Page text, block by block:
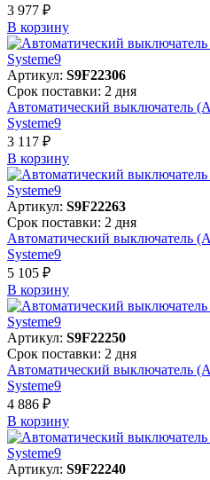
3 977 ₽
В корзинy
Артикул: S9F22306
Срок поставки: 2 дня
Автоматический выключатель
Systeme9
3 117 ₽
В корзинy
Артикул: S9F22263
Срок поставки: 2 дня
Автоматический выключатель
Systeme9
5 105 ₽
В корзинy
Артикул: S9F22250
Срок поставки: 2 дня
Автоматический выключатель
Systeme9
4 886 ₽
В корзинy
Артикул: S9F22240